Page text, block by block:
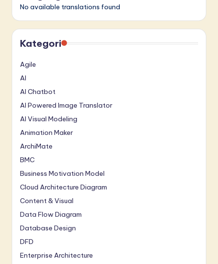
No available translations found
Kategori
Agile
AI
AI Chatbot
AI Powered Image Translator
AI Visual Modeling
Animation Maker
ArchiMate
BMC
Business Motivation Model
Cloud Architecture Diagram
Content & Visual
Data Flow Diagram
Database Design
DFD
Enterprise Architecture